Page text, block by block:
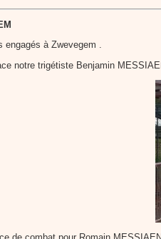
engagés à Zwevegem .
notre trigétiste Benjamin